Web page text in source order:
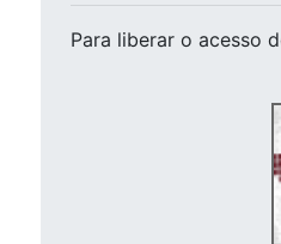
Para liberar o acesso